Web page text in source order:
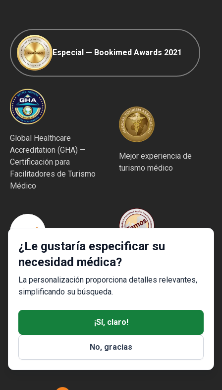
¿Le gustaría especificar su
necesidad médica?
La personalización proporciona detalles relevantes,
simplificando su búsqueda.
¡Sí, claro!
No, gracias
Especial — Bookimed Awards 2021
Global Healthcare
Accreditation (GHA) —
Certificación para
Facilitadores de Turismo
Médico
Mejor experiencia de
turismo médico
La mejor startup médica
de Europa
Excelente experiencia del
paciente y calidad del
servicio